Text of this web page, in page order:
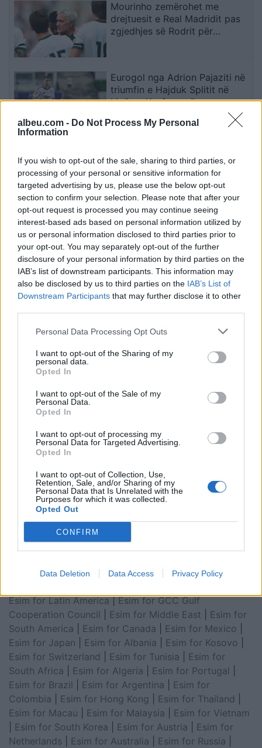
albeu.com - Do Not Process My Personal
Information
If you wish to opt-out of the sale, sharing to third parties, or
processing of your personal or sensitive information for
targeted advertising by us, please use the below opt-out
section to confirm your selection. Please note that after your
opt-out request is processed you may continue seeing
interest-based ads based on personal information utilized by
us or personal information disclosed to third parties prior to
your opt-out. You may separately opt-out of the further
disclosure of your personal information by third parties on the
IAB’s list of downstream participants. This information may
also be disclosed by us to third parties on the IAB’s List of
Downstream Participants that may further disclose it to other
Personal Data Processing Opt Outs
I want to opt-out of the Sharing of my
personal data.
Opted In
I want to opt-out of the Sale of my
Personal Data.
Opted In
I want to opt-out of processing my
Personal Data for Targeted Advertising.
Opted In
I want to opt-out of Collection, Use,
Retention, Sale, and/or Sharing of my
Personal Data that Is Unrelated with the
Purposes for which it was collected.
Opted Out
CONFIRM
Data Deletion Data Access Privacy Policy
Mourinho zemërohet me
drejtuesit e Real Madridit pas
zgjedhjes së Rodrit për
Eurogol nga Adrion Pajaziti në
triumfin e Hajduk Splitit në
Ligën e Konferencës
rëndë humanitare, hyrja e
72,000 emigrantëve në dy ditë
ndez përplasjet politike në
Spanjë
Nagavci: Të gjithë deputetët
mbajnë përgjegjësi për
zgjedhjen e Presidentit
Esim for Global|Esim for Europe|Esim for Caribbean
Esim for USA
|Esim for Germany
for Asia|Esim for World Cup 2026
Emirates|Esim for Balkans|Esim for Morocco|
Esim for Latin America|Esim for GCC Gulf
Cooperation Council
Esim for Middle East
Esim for
South America
Esim for Canada Esim for Mexico
Esim for Japan
Esim for Albania Esim for Kosovo
Esim for Switzerland
Esim for Tunisia
Esim for
South Africa
Esim for Algeria Esim for Portugal
Esim for Brazil
Esim for Argentina
Esim for
Colombia
Esim for Hong Kong Esim for Thailand
Esim for Macau
Esim for Malaysia
Esim for Vietnam
Esim for South Korea Esim for Austria
Esim for
Netherlands
Esim for Australia Esim for Russia